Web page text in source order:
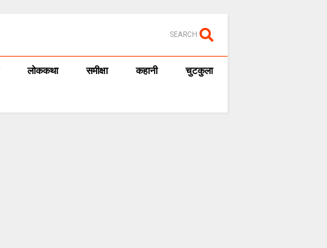
SEARCH
लोककथा समीक्षा कहानी चुटकुला